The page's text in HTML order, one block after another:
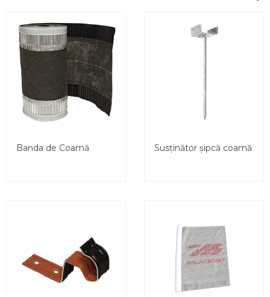
Banda de Coamă Susținător șipcă coamă